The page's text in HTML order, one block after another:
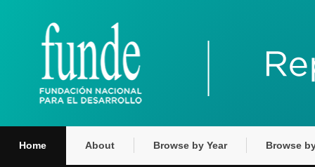
Home About Browse by Year Browse